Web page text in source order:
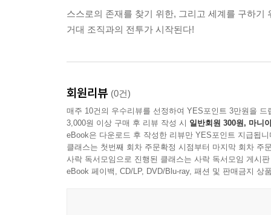
스스로의 존재를 찾기 위한, 그리고 세계를 구하기
거대 조직과의 전투가 시작된다!
회원리뷰 (0건)
매주 10건의 우수리뷰를 선정하여 YES포인트 3만원을 드
3,000원 이상 구매 후 리뷰 작성 시 일반회원 300원, 마니
eBook은 다운로드 후 작성한 리뷰만 YES포인트 지급됩니
클래스는 첫번째 회차 주문확정 시점부터 마지막 회차 주
사락 독서모임으로 진행된 클래스는 사락 독서모임 게시
eBook 페이백, CD/LP, DVD/Blu-ray, 패션 및 판매금지 상